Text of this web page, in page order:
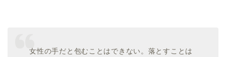
女性の手だと包むことはできない。落とすことは